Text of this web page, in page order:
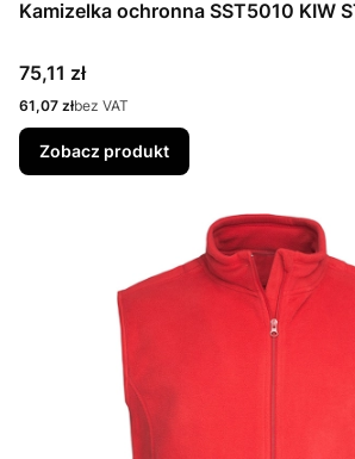
Kamizelka ochronna SST5010 KIW
Cena
75,11 zł
Cena
61,07 złbez VAT
Zobacz produkt